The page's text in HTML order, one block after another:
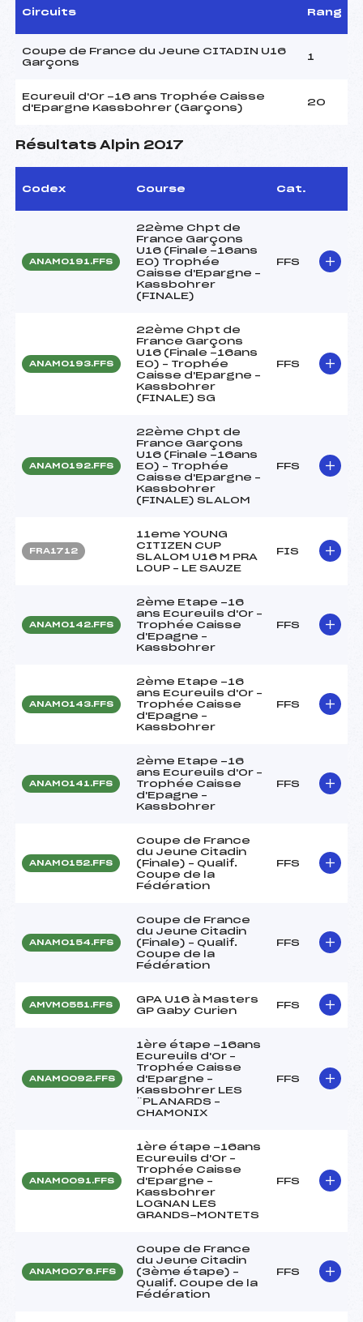
Circuits Rang
Coupe de France du Jeune CITADIN U16
Garçons
1
Ecureuil d'Or -16 ans Trophée Caisse
d'Epargne Kassbohrer (Garçons)
20
Résultats Alpin 2017
Codex Course Cat.
ANAM0191.FFS
22ème Chpt de
France Garçons
U16 (Finale -16ans
EO) Trophée
Caisse d'Epargne –
Kassbohrer
(FINALE)
FFS
ANAM0193.FFS
22ème Chpt de
France Garçons
U16 (Finale -16ans
EO) – Trophée
Caisse d'Epargne –
Kassbohrer
(FINALE) SG
FFS
ANAM0192.FFS
22ème Chpt de
France Garçons
U16 (Finale -16ans
EO) – Trophée
Caisse d'Epargne –
Kassbohrer
(FINALE) SLALOM
FFS
FRA1712
11eme YOUNG
CITIZEN CUP
SLALOM U16 M PRA
LOUP – LE SAUZE
FIS
ANAM0142.FFS
2ème Etape -16
ans Ecureuils d'Or –
Trophée Caisse
d'Epagne –
Kassbohrer
FFS
ANAM0143.FFS
2ème Etape -16
ans Ecureuils d'Or –
Trophée Caisse
d'Epagne –
Kassbohrer
FFS
ANAM0141.FFS
2ème Etape -16
ans Ecureuils d'Or –
Trophée Caisse
d'Epagne –
Kassbohrer
FFS
ANAM0152.FFS
Coupe de France
du Jeune Citadin
(Finale) – Qualif.
Coupe de la
Fédération
FFS
ANAM0154.FFS
Coupe de France
du Jeune Citadin
(Finale) – Qualif.
Coupe de la
Fédération
FFS
AMVM0551.FFS
GPA U16 à Masters
GP Gaby Curien
FFS
ANAM0092.FFS
1ère étape -16ans
Ecureuils d'Or –
Trophée Caisse
d'Epargne –
Kassbohrer LES
¨PLANARDS –
CHAMONIX
FFS
ANAM0091.FFS
1ère étape -16ans
Ecureuils d'Or –
Trophée Caisse
d'Epargne –
Kassbohrer
LOGNAN LES
GRANDS-MONTETS
FFS
ANAM0076.FFS
Coupe de France
du Jeune Citadin
(3ème étape) –
Qualif. Coupe de la
Fédération
FFS